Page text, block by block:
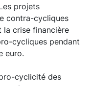
projets
contra-cycliques
la crise financière
cycliques pendant
euro.
cyclicité des